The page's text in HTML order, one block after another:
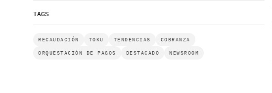
TAGS
RECAUDACIÓN TOKU TENDENCIAS COBRANZA
ORQUESTACIÓN DE PAGOS DESTACADO NEWSROOM